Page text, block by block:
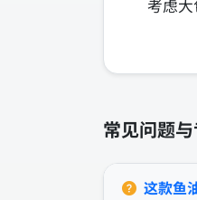
考虑大
常见问题
这款鱼